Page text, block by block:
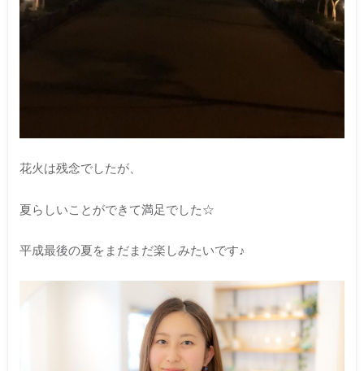
花火は残念でしたが、
夏らしいことができて満足でした☆
平成最後の夏をまだまだ楽しみたいです♪